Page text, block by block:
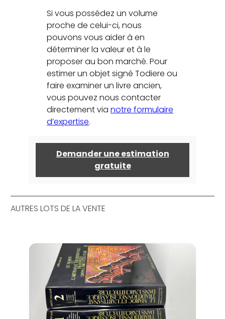
Si vous possédez un volume
proche de celui-ci, nous
pouvons vous aider à en
déterminer la valeur et à le
proposer au bon marché. Pour
estimer un objet signé Todiere ou
faire examiner un livre ancien,
vous pouvez nous contacter
directement vianotre formulaire
d’expertise.
Demander une estimation
gratuite
AUTRES LOTS DE LA VENTE